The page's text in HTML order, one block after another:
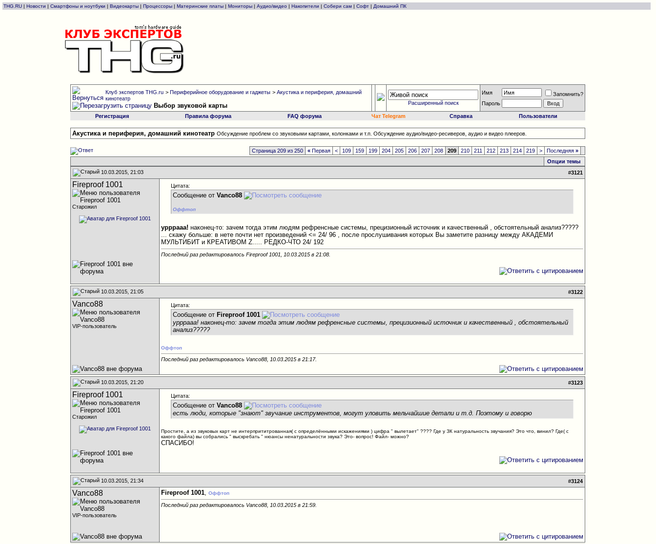
THG.RU | Новости | Смартфоны и ноутбуки | Видеокарты | Процессоры | Материнские платы | Мониторы | Аудио/видео | Накопители | Собери сам | Софт | Домашний ПК
Клуб экспертов THG.ru >Периферийное оборудование и гаджеты >Акустика и периферия, домашний
кинотеатр
Выбор звуковой карты Расширенный поиск
Имя
Запомнить?
Пароль
Регистрация Правила форума FAQ форума Чат Telegram Справка Пользователи
Акустика и периферия, домашний кинотеатр Обсуждение проблем со звуковыми картами, колонками и т.п. Обсуждение аудио/видео-ресиверов, аудио и видео плееров.
Страница 209 из 250 « Первая < 109 159 199 204 205 206 207 208 209 210 211 212 213 214 219 > Последняя»
Опции темы
10.03.2015, 21:03
#3121
Fireproof 1001
Старожил
Цитата:
Сообщение отVanco88
Оффтоп
урррааа! наконец-то: зачем тогда этим людям рефренсные системы, прецизионный источник и качественный , обстоятельный анализ?????
... скажу больше: в нете почти нет произведений <= 24/ 96 , после прослушивания которых Вы заметите разницу между АКАДЕМИ
МУЛЬТИБИТ и КРЕАТИВОМ Z..... РЕДКО-ЧТО 24/ 192
Последний раз редактировалось Fireproof 1001, 10.03.2015 в21:08
10.03.2015, 21:05 #3122
Vanco88
VIP-пользователь
Цитата:
Сообщение от Fireproof 1001
урррааа! наконец-то: зачем тогда этим людям рефренсные системы, прецизионный источник и качественный , обстоятельный
анализ?????
Оффтоп
Последний раз редактировалось Vanco88, 10.03.2015 в21:17.
10.03.2015, 21:20 #3123
Fireproof 1001
Старожил
Цитата:
Сообщение отVanco88
есть люди, которые "знают" звучание инструментов, могут уловить мельчайшие детали и т.д. Поэтому и говорю
Простите, а из звуковых карт не интерпрититрованная( с определёнными искажениями ) цифра " вылетает" ???? Где у ЗК натуральность звучания? Это что, винил? Где( с
какого файла) вы собрались " выскребать " нюансы ненатуральности звука? Это- вопрос! Файл- можно?
CПАСИБО!
10.03.2015, 21:34 #3124
Vanco88
VIP-пользователь
Fireproof 1001,Оффтоп
Последний раз редактировалось Vanco88, 10.03.2015 в21:59